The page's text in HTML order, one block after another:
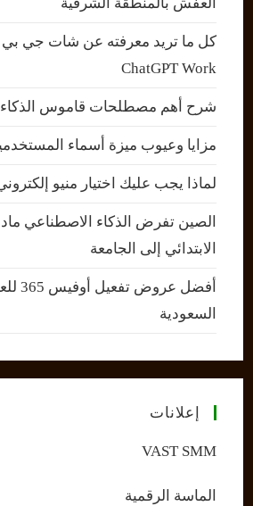
كل ما تريد معرفته عن شات جي
ChatGPT Work
شرح أهم مصطلحات قاموس الذكاء
مزايا وعيوب ميزة أسماء
لماذا يجب عليك اختيار منيو
الصين تفرض الذكاء الاصطناعي
الابتدائي إلى الجامعة
أفضل
السعودية
إعلانات
VAST SMM
الماسة الرقمية